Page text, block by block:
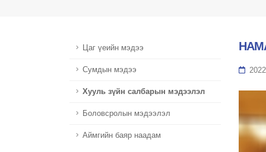
Цаг үеийн мэдээ
Сумдын мэдээ
Хууль зүйн салбарын мэдээлэл
Боловсролын мэдээлэл
Аймгийн баяр наадам